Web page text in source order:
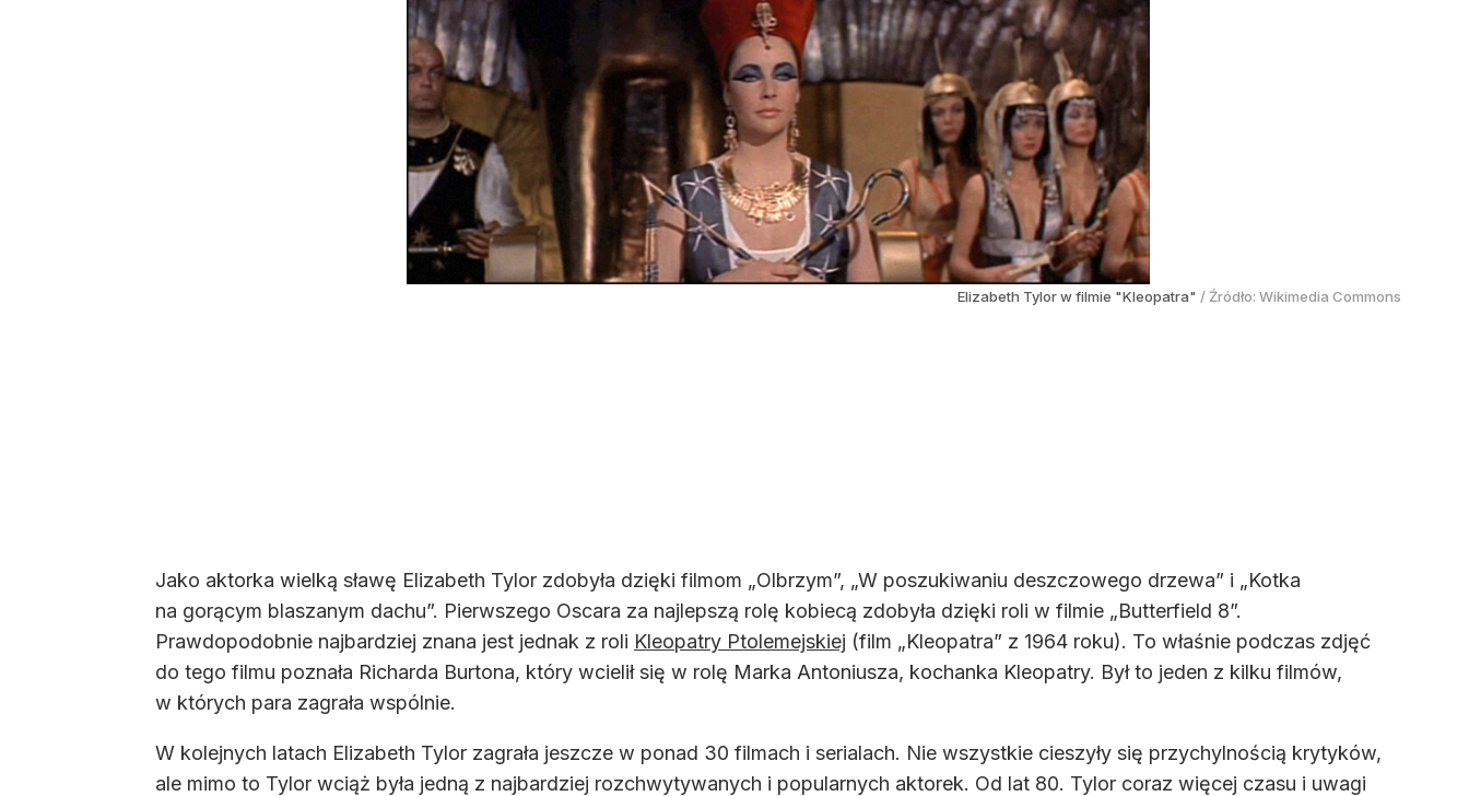
Elizabeth Tylor w filmie "Kleopatra" / Źródło: Wikimedia Commons
Jako aktorka wielką sławę Elizabeth Tylor zdobyła dzięki filmom „Olbrzym”, „W poszukiwaniu deszczowego drzewa” i „Kotka
na gorącym blaszanym dachu”. Pierwszego Oscara za najlepszą rolę kobiecą zdobyła dzięki roli w filmie „Butterfield 8”.
Prawdopodobnie najbardziej znana jest jednak z roli Kleopatry Ptolemejskiej (film „Kleopatra” z 1964 roku). To właśnie podczas zdjęć
do tego filmu poznała Richarda Burtona, który wcielił się w rolę Marka Antoniusza, kochanka Kleopatry. Był to jeden z kilku filmów,
w których para zagrała wspólnie.
W kolejnych latach Elizabeth Tylor zagrała jeszcze w ponad 30 filmach i serialach. Nie wszystkie cieszyły się przychylnością krytyków,
ale mimo to Tylor wciąż była jedną z najbardziej rozchwytywanych i popularnych aktorek. Od lat 80. Tylor coraz więcej czasu i uwagi